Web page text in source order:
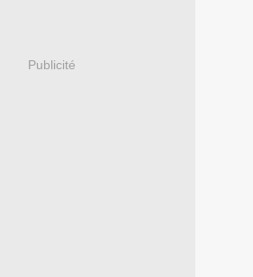
Publicité